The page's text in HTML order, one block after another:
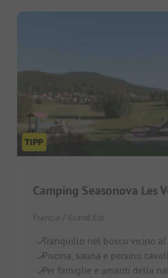
Francia / Grand Est
Tranquillo nel bosco vicino
Piscina, sauna e persino
Per famiglie e amanti della